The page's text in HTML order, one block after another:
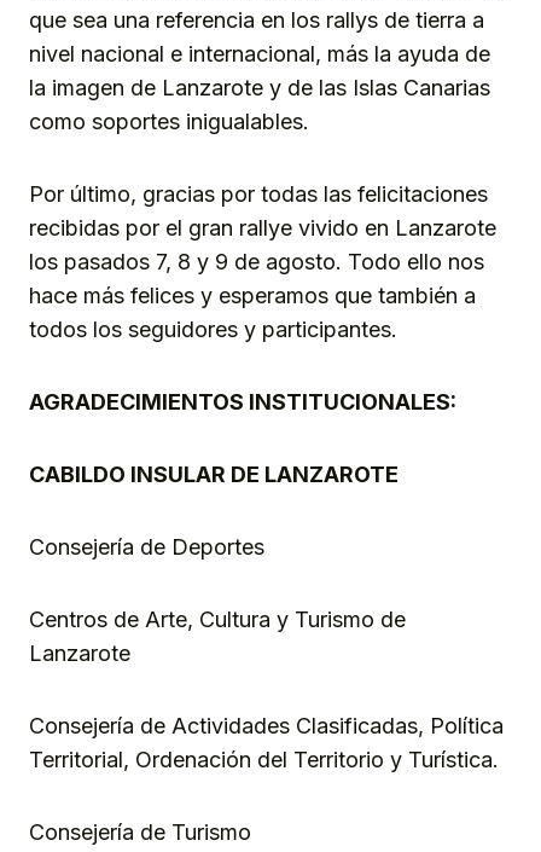
que sea una referencia en los rallys de tierra a
nivel nacional e internacional, más la ayuda de
la imagen de Lanzarote y de las Islas Canarias
como soportes inigualables.
Por último, gracias por todas las felicitaciones
recibidas por el gran rallye vivido en Lanzarote
los pasados 7, 8 y 9 de agosto. Todo ello nos
hace más felices y esperamos que también a
todos los seguidores y participantes.
AGRADECIMIENTOS INSTITUCIONALES:
CABILDO INSULAR DE LANZAROTE
Consejería de Deportes
Centros de Arte, Cultura y Turismo de
Lanzarote
Consejería de Actividades Clasificadas, Política
Territorial, Ordenación del Territorio y Turística.
Consejería de Turismo